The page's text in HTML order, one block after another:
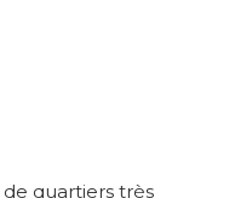
quartiers très